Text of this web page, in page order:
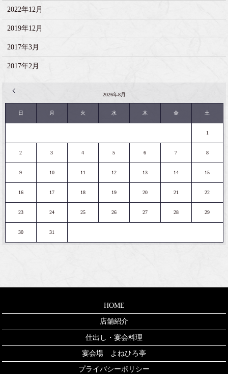
2022年12月
2019年12月
2017年3月
2017年2月
2026年8月
日 月 火 水 木 金 土
1
2 3 4 5 6 7 8
9 10 11 12 13 14 15
16 17 18 19 20 21 22
23 24 25 26 27 28 29
30 31
HOME
店舗紹介
仕出し・宴会料理
宴会場 よねひろ亭
プライバシーポリシー